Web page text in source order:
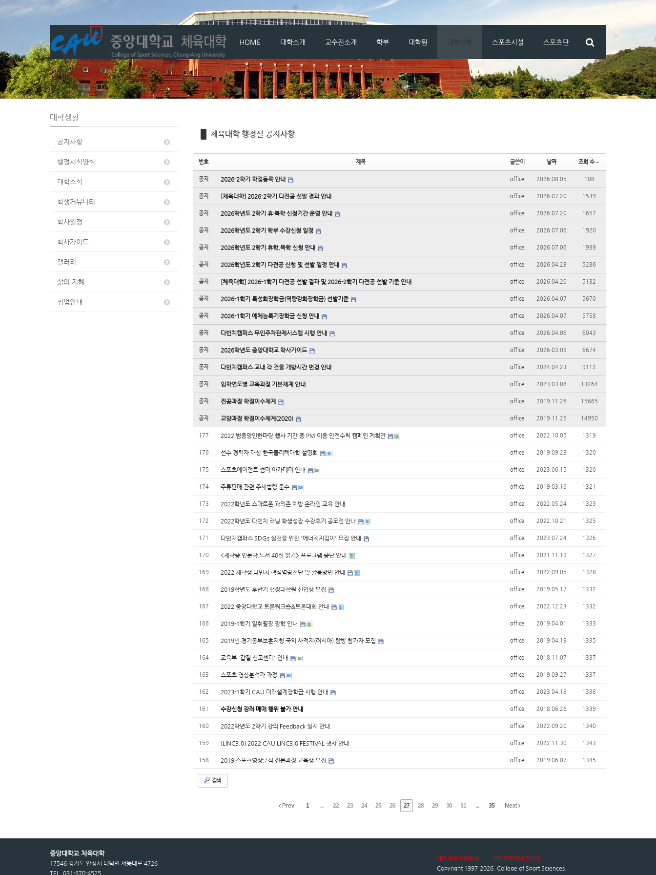
메뉴 건너뛰기
HOME 대학소개 교수진소개 학부 대학원 대학생활 스포츠시설 스포츠단
대학생활
공지사항
행정서식양식
대학소식
학생커뮤니티
학사일정
학사가이드
갤러리
삶의 지혜
취업안내
체육대학 행정실 공지사항
번호 제목 글쓴이 날짜 조회 수
공지 2026-2학기 학점등록 안내 office 2026.08.05 108
공지 [체육대학] 2026-2학기 다전공 선발 결과 안내 office 2026.07.20 1539
공지 2026학년도 2학기 휴·복학 신청기간 운영 안내 office 2026.07.20 1657
공지 2026학년도 2학기 학부 수강신청 일정 office 2026.07.06 1920
공지 2026학년도 2학기 휴학,복학 신청 안내 office 2026.07.06 1939
공지 2026학년도 2학기 다전공 신청 및 선발 일정 안내 office 2026.04.23 5286
공지 [체육대학] 2026-1학기 다전공 선발 결과 및 2026-2학기 다전공 선발 기준 안내 office 2026.04.20 5132
공지 2026-1학기 특성화장학금(역량강화장학금) 선발기준 office 2026.04.07 5670
공지 2026-1학기 예체능특기장학금 신청 안내 office 2026.04.07 5758
공지 다빈치캠퍼스 무인주차관제시스템 시행 안내 office 2026.04.06 6043
공지 2026학년도 중앙대학교 학사가이드 office 2026.03.09 6674
공지 다빈치캠퍼스 교내 각 건물 개방시간 변경 안내 office 2024.04.23 9112
공지 입학연도별 교육과정 기본체계 안내 office 2023.03.08 13264
공지 전공과정 학점이수체계 office 2019.11.26 15665
공지 교양과정 학점이수체계(2020) office 2019.11.25 14950
177 2022 범중앙인한마당 행사 기간 중 PM 이용 안전수칙 캠페인 계획안 office 2022.10.05 1319
176 선수 경력자 대상 한국폴리텍대학 설명회 office 2019.09.23 1320
175 스포츠에이전트 썸머 아카데미 안내 office 2023.06.15 1320
174 주류판매 관련 주세법령 준수 office 2019.03.16 1321
173 2022학년도 스마트폰 과의존 예방 온라인 교육 안내 office 2022.05.24 1323
172 2022학년도 다빈치 러닝 학생성장 수강후기 공모전 안내 office 2022.10.21 1325
171 다빈치캠퍼스 SDGs 실천을 위한 '에너지지킴이' 모집 안내 office 2023.07.24 1326
170 <재학중 인문학 도서 40선 읽기> 프로그램 중단 안내 office 2021.11.19 1327
169 2022 재학생 다빈치 핵심역량진단 및 활용방법 안내 office 2022.09.05 1328
168 2019학년도 후반기 행정대학원 신입생 모집 office 2019.05.17 1332
167 2022 중앙대학교 토론워크숍&토론대회 안내 office 2022.12.23 1332
166 2019-1학기 일취월장 장학 안내 office 2019.04.01 1333
165 2019년 경기동부보훈지청 국외 사적지(러시아) 탐방 참가자 모집 office 2019.04.19 1335
164 교육부 '갑질 신고센터' 안내 office 2018.11.07 1337
163 스포츠 영상분석가 과정 office 2019.09.27 1337
162 2023-1학기 CAU 미래설계장학금 시행 안내 office 2023.04.18 1338
161 수강신청 강좌 매매 행위 불가 안내 office 2018.06.26 1339
160 2022학년도 2학기 강의 Feedback 실시 안내 office 2022.09.20 1340
159 [LINC3.0] 2022 CAU LINC3.0 FESTIVAL 행사 안내 office 2022.11.30 1343
158 2019 스포츠영상분석 전문과정 교육생 모집 office 2019.06.07 1345
검색
Prev 1 ... 22 23 24 25 26 27 28 29 30 31 ... 35 Next
중앙대학교 체육대학
17546 경기도 안성시 대덕면 서동대로 4726
TEL. 031-670-4525
개인정보처리방침
이메일무단수집거부
Copyright 1997-2026. College of Sport Sciences